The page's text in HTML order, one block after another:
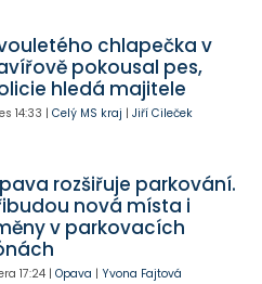
chlapečka v
pokousal pes,
hledá majitele
14:33 | Celý MS kraj | Jiří Cileček
rozšiřuje parkování.
nová místa i
v parkovacích
17:24| Opava | Yvona Fajtová